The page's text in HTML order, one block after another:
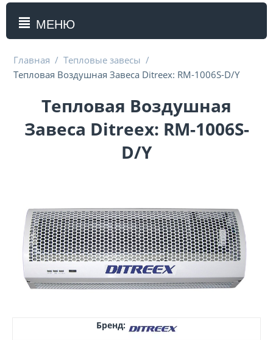
МЕНЮ
Главная / Тепловые завесы /
Тепловая Воздушная Завеса Ditreex: RM-1006S-D/Y
Тепловая Воздушная
Завеса Ditreex: RM-1006S-
D/Y
Бренд: